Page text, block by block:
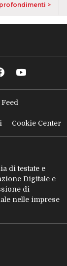
>
Cookie Center
di testate e
Digitale e
di
nelle imprese